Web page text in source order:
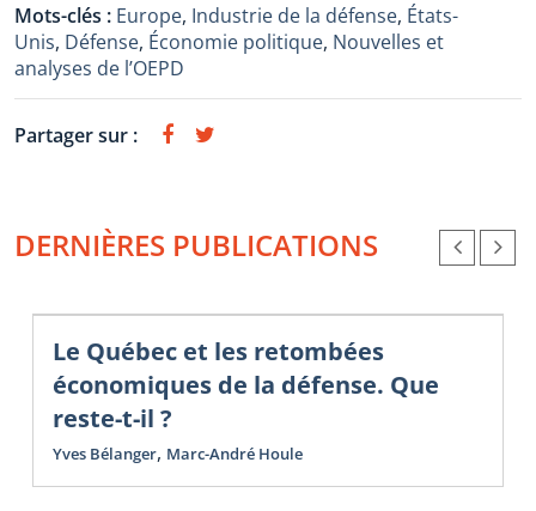
Mots-clés : Europe, Industrie de la défense, États-
Unis, Défense, Économie politique, Nouvelles et
analyses de l’OEPD
Partager sur :
DERNIÈRES PUBLICATIONS
Le Québec et les retombées
économiques de la défense. Que
reste-t-il ?
Yves Bélanger, Marc-André Houle